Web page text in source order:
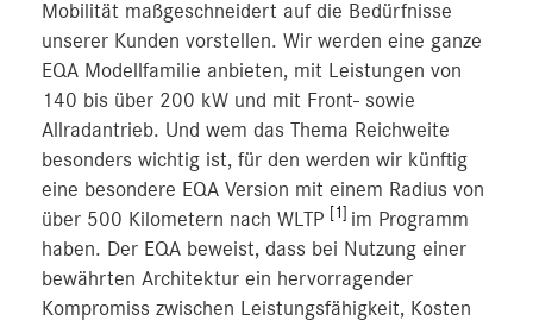
Mobilität maßgeschneidert auf die Bedürfnisse
unserer Kunden vorstellen. Wir werden eine ganze
EQA Modellfamilie anbieten, mit Leistungen von
140 bis über 200 kW und mit Front- sowie
Allradantrieb. Und wem das Thema Reichweite
besonders wichtig ist, für den werden wir künftig
eine besondere EQA Version mit einem Radius von
über 500 Kilometern nach WLTP
[1] im Programm
haben. Der EQA beweist, dass bei Nutzung einer
bewährten Architektur ein hervorragender
Kompromiss zwischen Leistungsfähigkeit, Kosten